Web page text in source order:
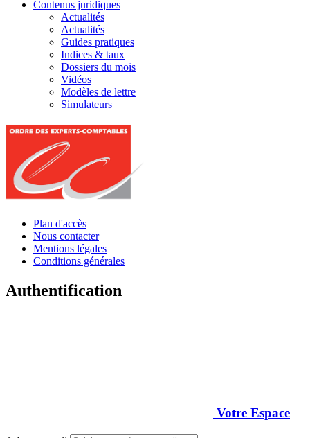
Contenus juridiques
Actualités
Actualités
Guides pratiques
Indices & taux
Dossiers du mois
Vidéos
Modèles de lettre
Simulateurs
Plan d'accès
Nous contacter
Mentions légales
Conditions générales
Authentification
Votre Espace